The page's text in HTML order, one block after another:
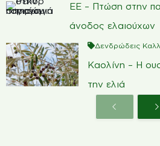
ΕΕ – Πτώση στην
άνοδος ελαιούχων
Δενδρώδεις
Καολίνη – Η
την ελιά